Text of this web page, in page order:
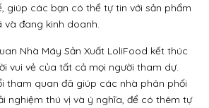
giúp các bạn có thể tự tin với sản phẩm
và đang kinh doanh.
Nhà Máy Sản Xuất LoliFood kết thúc
vui vẻ của tất cả mọi người tham dự.
tham quan đã giúp các nhà phân phối
nghiệm thú vị và ý nghĩa, để có thêm tự